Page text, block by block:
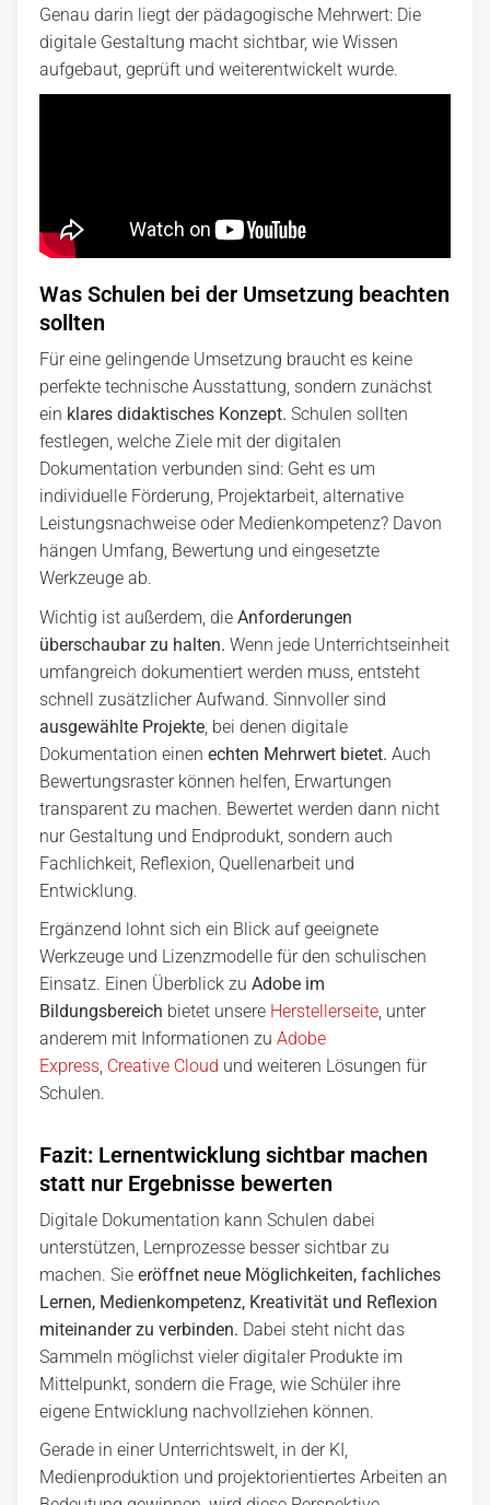
Genau darin liegt der pädagogische Mehrwert: Die
digitale Gestaltung macht sichtbar, wie Wissen
aufgebaut, geprüft und weiterentwickelt wurde.
Was Schulen bei der Umsetzung beachten
sollten
Für eine gelingende Umsetzung braucht es keine
perfekte technische Ausstattung, sondern zunächst
ein klares didaktisches Konzept. Schulen sollten
festlegen, welche Ziele mit der digitalen
Dokumentation verbunden sind: Geht es um
individuelle Förderung, Projektarbeit, alternative
Leistungsnachweise oder Medienkompetenz? Davon
hängen Umfang, Bewertung und eingesetzte
Werkzeuge ab.
Wichtig ist außerdem, die Anforderungen
überschaubar zu halten. Wenn jede Unterrichtseinheit
umfangreich dokumentiert werden muss, entsteht
schnell zusätzlicher Aufwand. Sinnvoller sind
ausgewählte Projekte, bei denen digitale
Dokumentation einen echten Mehrwert bietet. Auch
Bewertungsraster können helfen, Erwartungen
transparent zu machen. Bewertet werden dann nicht
nur Gestaltung und Endprodukt, sondern auch
Fachlichkeit, Reflexion, Quellenarbeit und
Entwicklung.
Ergänzend lohnt sich ein Blick auf geeignete
Werkzeuge und Lizenzmodelle für den schulischen
Einsatz. Einen Überblick zu Adobe im
Bildungsbereich bietet unsere Herstellerseite, unter
anderem mit Informationen zu Adobe
Express, Creative Cloud und weiteren Lösungen für
Schulen.
Fazit: Lernentwicklung sichtbar machen
statt nur Ergebnisse bewerten
Digitale Dokumentation kann Schulen dabei
unterstützen, Lernprozesse besser sichtbar zu
machen. Sie eröffnet neue Möglichkeiten, fachliches
Lernen, Medienkompetenz, Kreativität und Reflexion
miteinander zu verbinden. Dabei steht nicht das
Sammeln möglichst vieler digitaler Produkte im
Mittelpunkt, sondern die Frage, wie Schüler ihre
eigene Entwicklung nachvollziehen können.
Gerade in einer Unterrichtswelt, in der KI,
Medienproduktion und projektorientiertes Arbeiten an